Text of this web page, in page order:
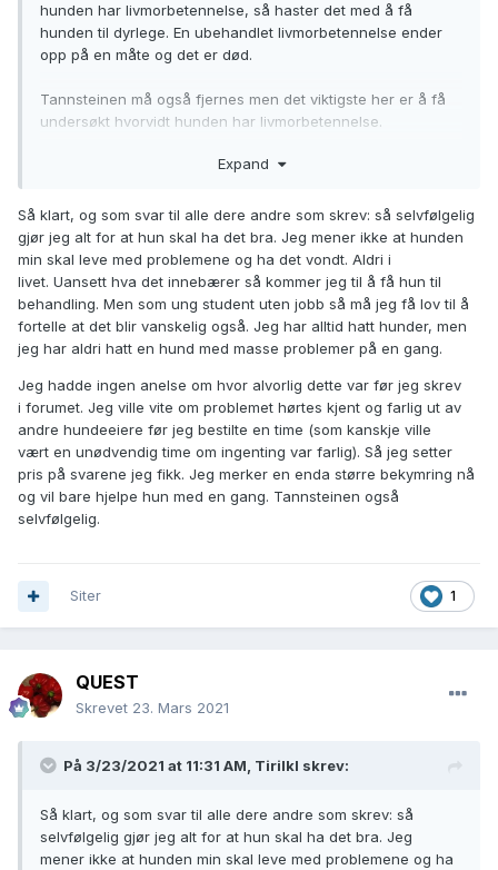
hunden har livmorbetennelse, så haster det med å få
hunden til dyrlege. En ubehandlet livmorbetennelse ender
opp på en måte og det er død.
Tannsteinen må også fjernes men det viktigste her er å få
undersøkt hvorvidt hunden har livmorbetennelse.
Det er prisverdig at du har tatt over en hund som muligens
undersøkelser og eventuell behandling.
Hvis du ikke har råd til enkle undersøkelser, hva skal du
gjøre hvis hunden får en alvorlig skade? Håpe den leger av
seg selv eller la hunden dø av seg selv? Ingen av delene er
humant.
Expand
Så klart, og som svar til alle dere andre som skrev: så selvfølgelig
gjør jeg alt for at hun skal ha det bra. Jeg mener ikke at hunden
min skal leve med problemene og ha det vondt. Aldri i
livet. Uansett hva det innebærer så kommer jeg til å få hun til
behandling. Men som ung student uten jobb så må jeg få lov til å
fortelle at det blir vanskelig også. Jeg har alltid hatt hunder, men
jeg har aldri hatt en hund med masse problemer på en gang.
Jeg hadde ingen anelse om hvor alvorlig dette var før jeg skrev
i forumet. Jeg ville vite om problemet hørtes kjent og farlig ut av
andre hundeeiere før jeg bestilte en time (som kanskje ville
vært en unødvendig time om ingenting var farlig). Så jeg setter
pris på svarene jeg fikk. Jeg merker en enda større bekymring nå
og vil bare hjelpe hun med en gang. Tannsteinen også
selvfølgelig.
1
Siter
QUEST
Skrevet 23. Mars 2021
På 3/23/2021 at 11:31 AM, Tirilkl skrev:
Så klart, og som svar til alle dere andre som skrev: så
selvfølgelig gjør jeg alt for at hun skal ha det bra. Jeg
mener ikke at hunden min skal leve med problemene og ha